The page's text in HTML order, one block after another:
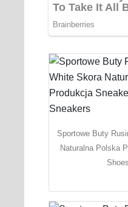
Sportowe Buty
Naturalna Polska